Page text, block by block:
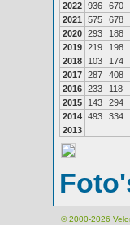
2022 936 670
2021
575 678
2020 293 188
2019 219 198
2018
103 174
2017 287 408
2016 233 118
2015
143 294
2014 493 334
2013
© 2000-2026